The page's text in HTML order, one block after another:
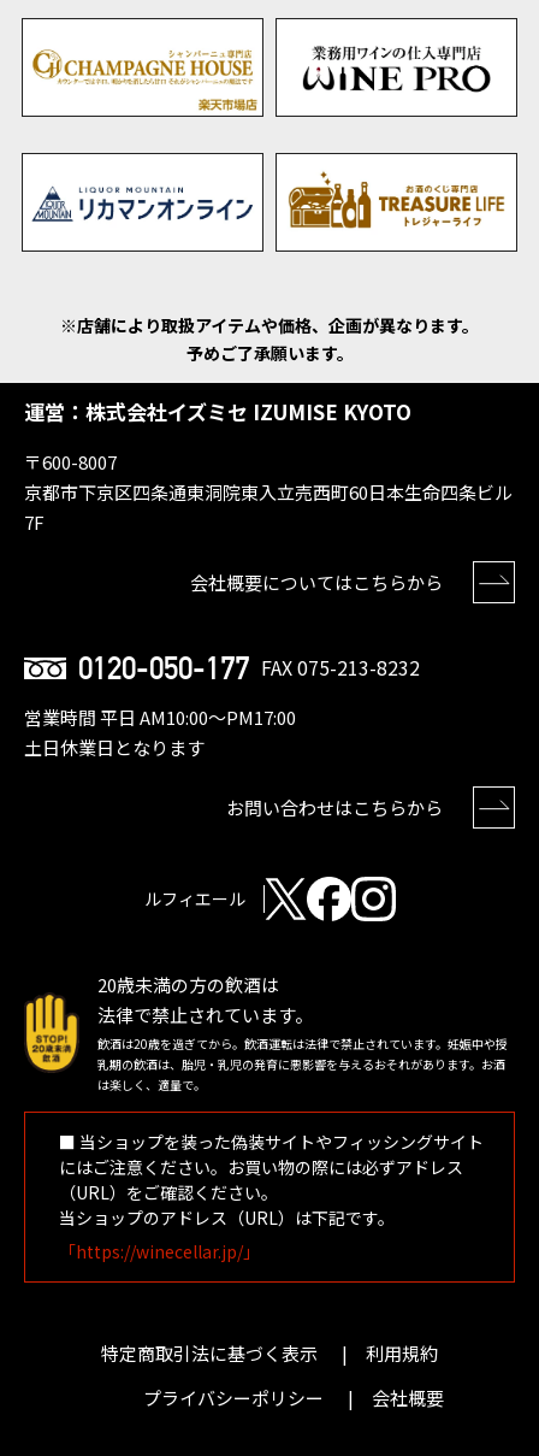
※店舗により取扱アイテムや価格、企画が異なります。
予めご了承願います。
運営：株式会社イズミセ IZUMISE KYOTO
〒600-8007
京都市下京区四条通東洞院東入立売西町60日本生命四条ビル
7F
会社概要についてはこちらから
0120-050-177 FAX 075-213-8232
営業時間 平日 AM10:00〜PM17:00
土日休業日となります
お問い合わせはこちらから
ルフィエール
20歳未満の方の飲酒は
法律で禁止されています。
飲酒は20歳を過ぎてから。飲酒運転は法律で禁止されています。妊娠中や授
乳期の飲酒は、胎児・乳児の発育に悪影響を与えるおそれがあります。お酒
は楽しく、適量で。
■ 当ショップを装った偽装サイトやフィッシングサイト
にはご注意ください。お買い物の際には必ずアドレス
（URL）をご確認ください。
当ショップのアドレス（URL）は下記です。
「https://winecellar.jp/」
特定商取引法に基づく表示
利用規約
プライバシーポリシー
会社概要